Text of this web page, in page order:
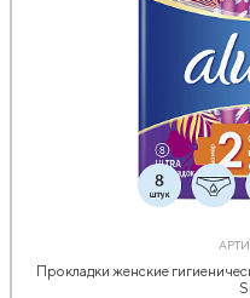
Прокладки женские